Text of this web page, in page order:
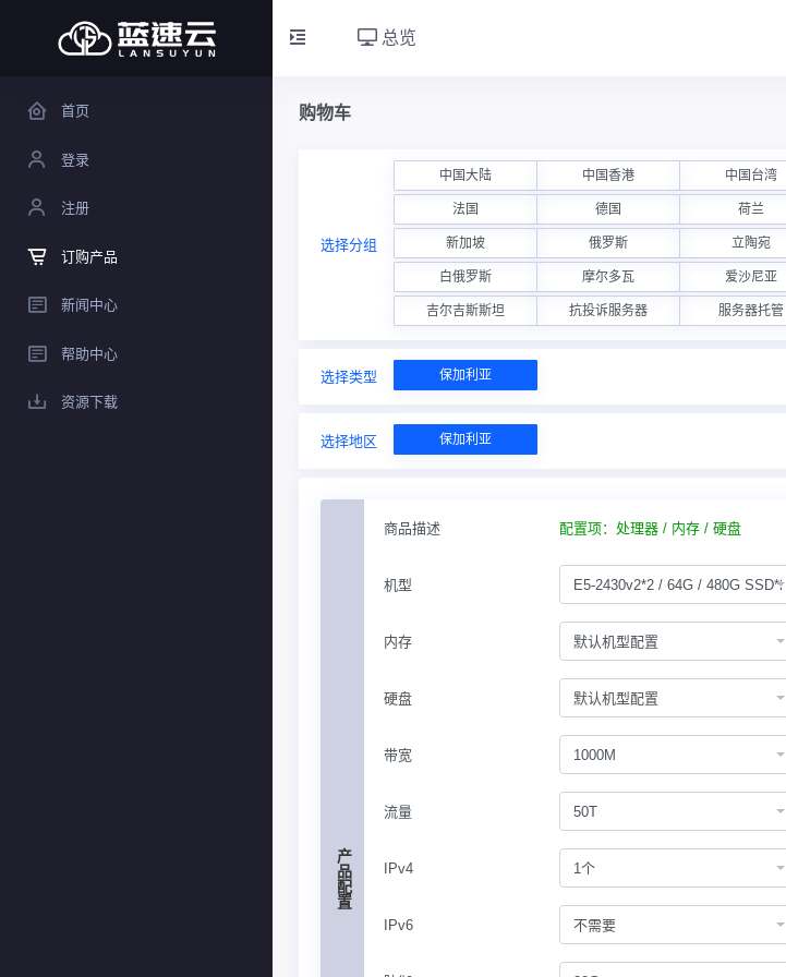
总览
首页
登录
注册
订购产品
新闻中心
帮助中心
资源下载
购物车
选择分组
中国大陆 中国香港 中国台湾
法国 德国 荷兰
新加坡 俄罗斯 立陶宛
白俄罗斯 摩尔多瓦 爱沙尼亚
吉尔吉斯斯坦 抗投诉服务器 服务器托管
选择类型 保加利亚
选择地区 保加利亚
产品配置
商品描述 配置项：处理器 / 内存 / 硬盘
机型 E5-2430v2*2 / 64G / 480G SSD*2
内存 默认机型配置
硬盘 默认机型配置
带宽 1000M
流量 50T
IPv4 1个
IPv6 不需要